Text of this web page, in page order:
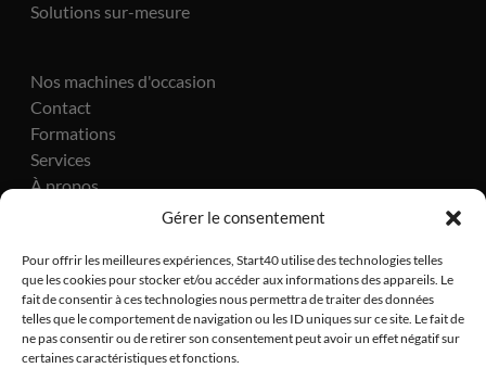
Gérer le consentement
Pour offrir les meilleures expériences, Start40 utilise des technologies telles
que les cookies pour stocker et/ou accéder aux informations des appareils. Le
fait de consentir à ces technologies nous permettra de traiter des données
telles que le comportement de navigation ou les ID uniques sur ce site. Le fait de
ne pas consentir ou de retirer son consentement peut avoir un effet négatif sur
certaines caractéristiques et fonctions.
Solutions sur-mesure
Nos machines d'occasion
Contact
Formations
Services
À propos